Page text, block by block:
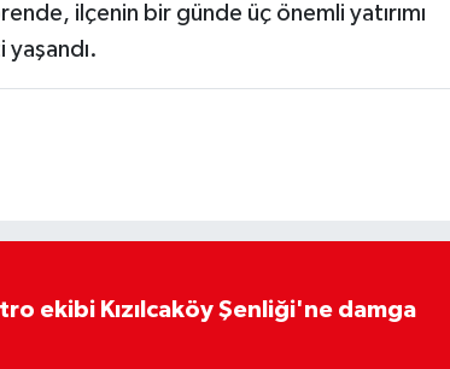
ilçenin bir günde üç önemli yatırımı
yaşandı.
ekibi Kızılcaköy Şenliği'ne damga